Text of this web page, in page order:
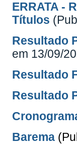
ERRATA -
Títulos
Resultado
em 13/09/
Resultado
Resultado
Barema